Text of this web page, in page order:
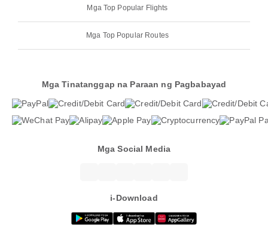
Mga Top Popular Flights
Mga Top Popular Routes
Mga Tinatanggap na Paraan ng Pagbabayad
Mga Social Media
i-Download